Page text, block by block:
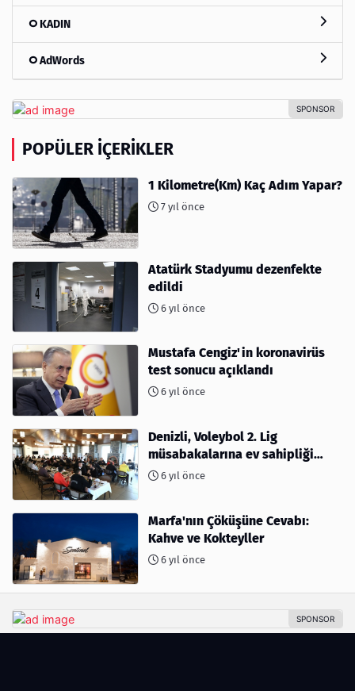
KADIN
AdWords
POPÜLER İÇERIKLER
1 Kilometre(Km) Kaç Adım Yapar?
7 yıl önce
Atatürk Stadyumu dezenfekte
edildi
6 yıl önce
Mustafa Cengiz'in koronavirüs
test sonucu açıklandı
6 yıl önce
Denizli, Voleybol 2. Lig
müsabakalarına ev sahipliği
yapıyor
6 yıl önce
Marfa'nın Çöküşüne Cevabı:
Kahve ve Kokteyller
6 yıl önce